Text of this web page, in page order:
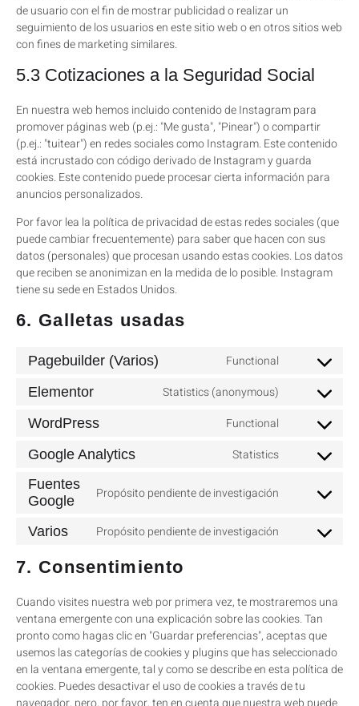
de usuario con el fin de mostrar publicidad o realizar un
seguimiento de los usuarios en este sitio web o en otros sitios web
con fines de marketing similares.
5.3 Cotizaciones a la Seguridad Social
En nuestra web hemos incluido contenido de Instagram para
promover páginas web (p.ej.: "Me gusta", "Pinear") o compartir
(p.ej.: "tuitear") en redes sociales como Instagram. Este contenido
está incrustado con código derivado de Instagram y guarda
cookies. Este contenido puede procesar cierta información para
anuncios personalizados.
Por favor lea la política de privacidad de estas redes sociales (que
puede cambiar frecuentemente) para saber que hacen con sus
datos (personales) que procesan usando estas cookies. Los datos
que reciben se anonimizan en la medida de lo posible. Instagram
tiene su sede en Estados Unidos.
6. Galletas usadas
Pagebuilder (Varios) Functional
Elementor Statistics (anonymous)
WordPress Functional
Google Analytics Statistics
Fuentes
Google
Propósito pendiente de investigación
Varios Propósito pendiente de investigación
7. Consentimiento
Cuando visites nuestra web por primera vez, te mostraremos una
ventana emergente con una explicación sobre las cookies. Tan
pronto como hagas clic en "Guardar preferencias", aceptas que
usemos las categorías de cookies y plugins que has seleccionado
en la ventana emergente, tal y como se describe en esta política de
cookies. Puedes desactivar el uso de cookies a través de tu